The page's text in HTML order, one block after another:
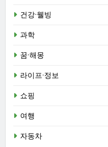
건강·웰빙
과학
꿈·해몽
라이프·정보
쇼핑
여행
자동차